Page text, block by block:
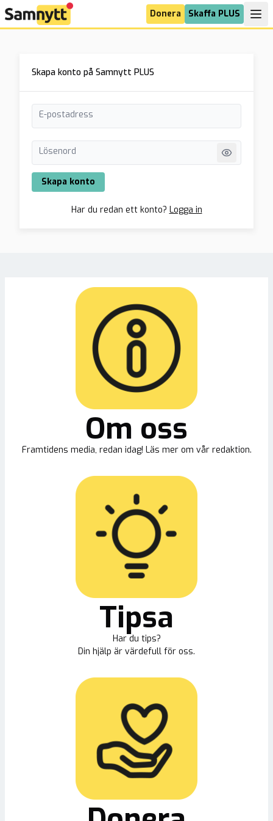
Donera Skaffa PLUS
Skapa konto på Samnytt PLUS
E-postadress
Lösenord
Skapa konto
Har du redan ett konto? Logga in
Om oss
Framtidens media, redan idag! Läs mer om vår redaktion.
Tipsa
Har du tips?
Din hjälp är värdefull för oss.